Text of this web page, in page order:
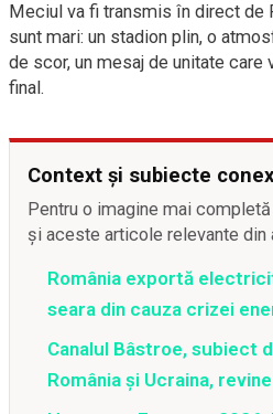
Meciul va fi transmis în direct de
sunt mari: un stadion plin, o
de scor, un mesaj de unitate care
final.
Context și subiecte
Pentru o imagine mai
și aceste articole relevante din
România exportă
seara din cauza crizei
Canalul Bâstroe, subiect
România și Ucraina,